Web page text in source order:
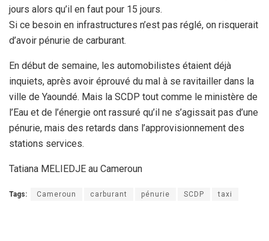
jours alors qu’il en faut pour 15 jours.
Si ce besoin en infrastructures n’est pas réglé, on risquerait
d’avoir pénurie de carburant.
En début de semaine, les automobilistes étaient déjà
inquiets, après avoir éprouvé du mal à se ravitailler dans la
ville de Yaoundé. Mais la SCDP tout comme le ministère de
l’Eau et de l’énergie ont rassuré qu’il ne s’agissait pas d’une
pénurie, mais des retards dans l’approvisionnement des
stations services.
Tatiana MELIEDJE au Cameroun
Tags: Cameroun carburant pénurie SCDP taxi